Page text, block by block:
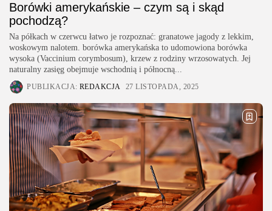
Borówki amerykańskie – czym są i skąd
pochodzą?
Na półkach w czerwcu łatwo je rozpoznać: granatowe jagody z lekkim,
woskowym nalotem. borówka amerykańska to udomowiona borówka
wysoka (Vaccinium corymbosum), krzew z rodziny wrzosowatych. Jej
naturalny zasięg obejmuje wschodnią i północną...
PUBLIKACJA: REDAKCJA 27 LISTOPADA, 2025